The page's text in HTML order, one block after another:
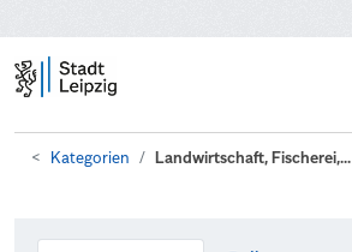
Kategorien Landwirtschaft, Fischerei,...